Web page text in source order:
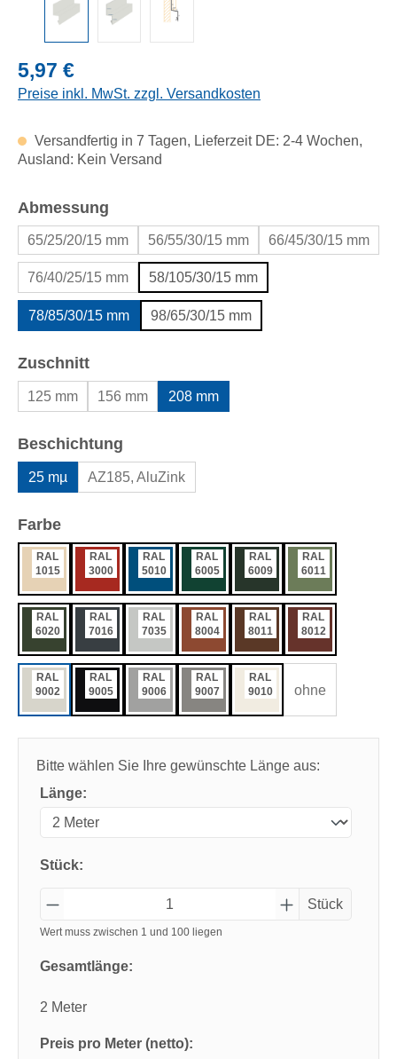
Regulärer Preis:
5,97 €
Preise inkl. MwSt. zzgl. Versandkosten
Versandfertig in 7 Tagen, Lieferzeit DE: 2-4 Wochen,
Ausland: Kein Versand
Abmessung
65/25/20/15 mm 56/55/30/15 mm 66/45/30/15 mm
76/40/25/15 mm 58/105/30/15 mm
78/85/30/15 mm 98/65/30/15 mm
Zuschnittauswählen
125 mm 156 mm 208 mm
Beschichtung
25 mµ AZ185, AluZink
Farbeauswählen
RAL
1015
RAL
3000
RAL
5010
RAL
6005
RAL
6009
RAL
6011
RAL
6020
RAL
7016
RAL
7035
RAL
8004
RAL
8011
RAL
8012
RAL
9002
RAL
9005
RAL
9006
RAL
9007
RAL
9010
ohne
Bitte wählen Sie Ihre gewünschte Länge aus:
Länge:
Stück:
Stück
Wert muss zwischen 1 und 100 liegen
Gesamtlänge:
2 Meter
Preis pro Meter (netto):